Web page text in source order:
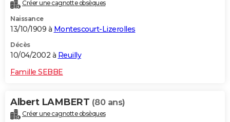
Créer une cagnotte obsèques
Naissance
13/10/1909 à Montescourt-Lizerolles
Décès
10/04/2002 à Reuilly
Famille SEBBE
Albert LAMBERT (80 ans)
Créer une cagnotte obsèques